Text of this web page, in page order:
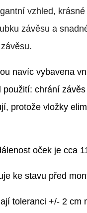
vzhled,
závěsu a
navíc vybavena
chrání
protože vložky
oček je cca
ke stavu před
toleranci +/- 2 cm